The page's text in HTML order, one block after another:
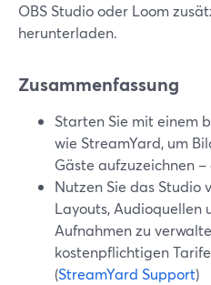
OBS Studio oder Loom
herunterladen.
Zusammenfassung
Starten Sie mit einem
wie StreamYard, um
Gäste aufzuzeichnen
Nutzen Sie das Studio
Layouts, Audioquellen
Aufnahmen zu
kostenpflichtigen
(StreamYard Support)